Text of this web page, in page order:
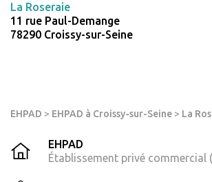
EHPAD > EHPAD à Croissy-sur-Seine > La
EHPAD
Établissement privé commercial
La Roseraie
11 rue Paul-Demange
78290 Croissy-sur-Seine